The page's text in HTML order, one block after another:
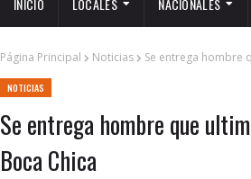
INICIO LOCALES NACIONALES
Página Principal Noticias Se entrega hombre
NOTICIAS
Se entrega hombre que
Boca Chica